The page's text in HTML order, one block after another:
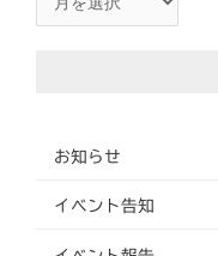
お知らせ
イベント告知